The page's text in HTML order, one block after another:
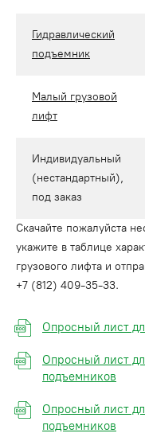
Гидравлический
подъемник
Малый грузовой
лифт
Индивидуальный
(нестандартный),
под заказ
Скачайте пожалуйста
укажите в таблице
грузового лифта и
+7 (812) 409-35-33.
Опросный лист
Опросный лист
подъемников
Опросный лист
подъемников